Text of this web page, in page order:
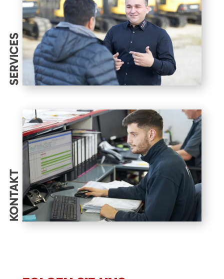
SERVICES
KONTAKT